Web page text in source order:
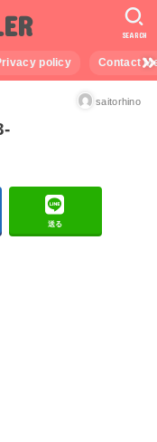
policy Contact
SEARCH
saitorhino
送る